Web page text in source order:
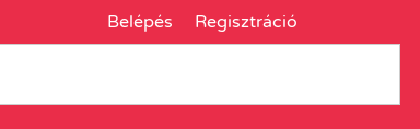
Belépés Regisztráció